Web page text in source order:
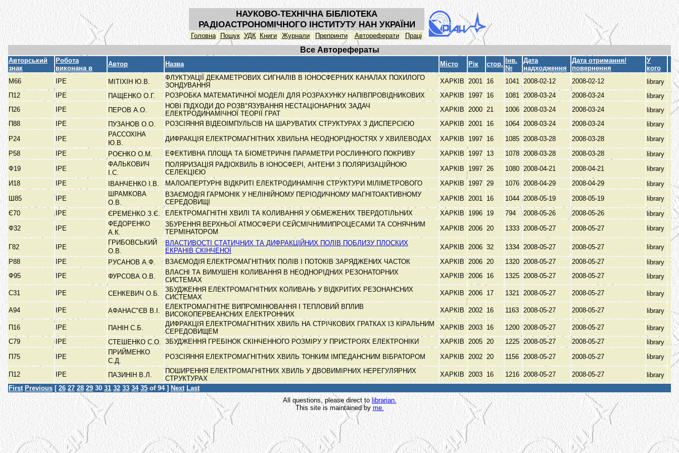
НАУКОВО-ТЕХНІЧНА БІБЛІОТЕКА
РАДІОАСТРОНОМІЧНОГО ІНСТИТУТУ НАН УКРАЇНИ
Головна Пошук УДК Книги Журнали Препринти Автореферати Праці
Все Авторефераты
Авторський
знак
Робота
виконана в
Автор Назва Місто Рік стор.
Інв.
№
Дата
надходження
Дата отримання/
повернення
У
кого
М66
ІРЕ МІТІХІН Ю.В.
ФЛУКТУАЦІЇ ДЕКАМЕТРОВИХ СИГНАЛІВ В ІОНОСФЕРНИХ КАНАЛАХ ПОХИЛОГО
ЗОНДУВАННЯ
ХАРКІВ 2001 16 1041 2008-02-12 2008-02-12
library
П12
ІРЕ ПАЩЕНКО О.Г. РОЗРОБКА МАТЕМАТИЧНОЇ МОДЕЛІ ДЛЯ РОЗРАХУНКУ НАПІВПРОВІДНИКОВИХ ХАРКІВ 1997 16 1081 2008-03-24 2008-03-24
library
П26
ІРЕ ПЕРОВ А.О.
НОВІ ПІДХОДИ ДО РОЗВ"ЯЗУВАННЯ НЕСТАЦІОНАРНИХ ЗАДАЧ
ЕЛЕКТРОДИНАМІЧНОЇ ТЕОРІЇ ГРАТ
ХАРКІВ 2000 21 1006 2008-03-24 2008-03-24
library
П88
ІРЕ ПУЗАНОВ О.О. РОЗСІЯННЯ ВІДЕОІМПУЛЬСІВ НА ШАРУВАТИХ СТРУКТУРАХ З ДИСПЕРСІЄЮ ХАРКІВ 2001 16 1064 2008-03-24 2008-03-24
library
Р24
ІРЕ
РАССОХІНА
Ю.В.
ДИФРАКЦІЯ ЕЛЕКТРОМАГНІТНИХ ХВИЛЬНА НЕОДНОРІДНОСТЯХ У ХВИЛЕВОДАХ ХАРКІВ 1997 16 1085 2008-03-28 2008-03-28
library
Р58
ІРЕ РОЄНКО О.М. ЕФЕКТИВНА ПЛОЩА ТА БІОМЕТРИЧНІ ПАРАМЕТРИ РОСЛИННОГО ПОКРИВУ ХАРКІВ 1997 13 1078 2008-03-28 2008-03-28
library
Ф19
ІРЕ
ФАЛЬКОВИЧ
І.С.
ПОЛЯРИЗАЦІЯ РАДІОХВИЛЬ В ІОНОСФЕРІ, АНТЕНИ З ПОЛЯРИЗАЦІЙНОЮ
СЕЛЕКЦІЄЮ
ХАРКІВ 1997 26 1080 2008-04-21 2008-04-21
library
И18
ІРЕ ІВАНЧЕНКО І.В. МАЛОАПЕРТУРНІ ВІДКРИТІ ЕЛЕКТРОДИНАМІЧНІ СТРУКТУРИ МІЛІМЕТРОВОГО ХАРКІВ 1997 29 1076 2008-04-29 2008-04-29
library
Ш85
ІРЕ
ШРАМКОВА
О.В.
ВЗАЄМОДІЯ ГАРМОНІК У НЕЛІНІЙНОМУ ПЕРІОДИЧНОМУ МАГНІТОАКТИВНОМУ
СЕРЕДОВИЩІ
ХАРКІВ 2001 16 1044 2008-05-19 2008-05-19
library
Є70
ІРЕ ЄРЕМЕНКО З.Є. ЕЛЕКТРОМАГНІТНІ ХВИЛІ ТА КОЛИВАННЯ У ОБМЕЖЕНИХ ТВЕРДОТІЛЬНИХ ХАРКІВ 1996 19 794 2008-05-26 2008-05-26
library
Ф32
ІРЕ
ФЕДОРЕНКО
А.К.
ЗБУРЕННЯ ВЕРХНЬОЇ АТМОСФЕРИ СЕЙСМІЧНИМИПРОЦЕСАМИ ТА СОНЯЧНИМ
ТЕРМІНАТОРОМ
ХАРКІВ 2006 20 1333 2008-05-27 2008-05-27 library
Г82 ІРЕ
ГРИБОВСЬКИЙ
О.В.
ВЛАСТИВОСТІ СТАТИЧНИХ ТА ДИФРАКЦІЙНИХ ПОЛІВ ПОБЛИЗУ ПЛОСКИХ
ЕКРАНІВ СКІНЧЕНОЇ
ХАРКІВ 2006 32 1334 2008-05-27 2008-05-27
library
Р88
ІРЕ РУСАНОВ А.Ф. ВЗАЄМОДІЯ ЕЛЕКТРОМАГНІТНИХ ПОЛІВ І ПОТОКІВ ЗАРЯДЖЕНИХ ЧАСТОК ХАРКІВ 2006 20 1320 2008-05-27 2008-05-27
library
Ф95
ІРЕ ФУРСОВА О.В.
ВЛАСНІ ТА ВИМУШЕНІ КОЛИВАННЯ В НЕОДНОРІДНИХ РЕЗОНАТОРНИХ
СИСТЕМАХ
ХАРКІВ 2006 16 1325 2008-05-27 2008-05-27 library
С31 ІРЕ СЕНКЕВИЧ О.Б.
ЗБУДЖЕННЯ ЕЛЕКТРОМАГНІТНИХ КОЛИВАНЬ У ВІДКРИТИХ РЕЗОНАНСНИХ
СИСТЕМАХ
ХАРКІВ 2006 17 1321 2008-05-27 2008-05-27 library
А94 ІРЕ АФАНАС"ЄВ В.І.
ЕЛЕКТРОМАГНІТНЕ ВИПРОМІНЮВАННЯ І ТЕПЛОВИЙ ВПЛИВ
ВИСОКОПЕРВЕАНСНИХ ЕЛЕКТРОННИХ
ХАРКІВ 2002 16 1163 2008-05-27 2008-05-27 library
П16 ІРЕ ПАНІН С.Б.
ДИФРАКЦІЯ ЕЛЕКТРОМАГНІТНИХ ХВИЛЬ НА СТРІЧКОВИХ ГРАТКАХ ІЗ КІРАЛЬНИМ
СЕРЕДОВИЩЕМ
ХАРКІВ 2003 16 1200 2008-05-27 2008-05-27
library
С79
ІРЕ СТЕШЕНКО С.О. ЗБУДЖЕННЯ ГРЕБІНОК СКІНЧЕННОГО РОЗМІРУ У ПРИСТРОЯХ ЕЛЕКТРОНІКИ ХАРКІВ 2005 20 1225 2008-05-27 2008-05-27
library
П75
ІРЕ
ПРИЙМЕНКО
С.Д.
РОЗСІЯННЯ ЕЛЕКТРОМАГНІТНИХ ХВИЛЬ ТОНКИМ ІМПЕДАНСНИМ ВІБРАТОРОМ ХАРКІВ 2002 20 1156 2008-05-27 2008-05-27 library
П12 ІРЕ ПАЗИНІН В.Л.
ПОШИРЕННЯ ЕЛЕКТРОМАГНІТНИХ ХВИЛЬ У ДВОВИМІРНИХ НЕРЕГУЛЯРНИХ
СТРУКТУРАХ
ХАРКІВ 2003 16 1216 2008-05-27 2008-05-27
library
First Previous [ 26 27 28 29 30 31 32 33 34 35 of 94 ] Next Last
All questions, please direct tolibrarian.
This site is maintained byme.